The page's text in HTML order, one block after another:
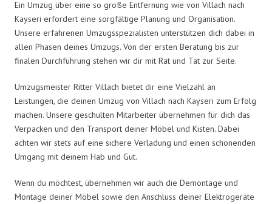
Ein Umzug über eine so große Entfernung wie von Villach nach
Kayseri erfordert eine sorgfältige Planung und Organisation.
Unsere erfahrenen Umzugsspezialisten unterstützen dich dabei in
allen Phasen deines Umzugs. Von der ersten Beratung bis zur
finalen Durchführung stehen wir dir mit Rat und Tat zur Seite.
Umzugsmeister Ritter Villach bietet dir eine Vielzahl an
Leistungen, die deinen Umzug von Villach nach Kayseri zum Erfolg
machen. Unsere geschulten Mitarbeiter übernehmen für dich das
Verpacken und den Transport deiner Möbel und Kisten. Dabei
achten wir stets auf eine sichere Verladung und einen schonenden
Umgang mit deinem Hab und Gut.
Wenn du möchtest, übernehmen wir auch die Demontage und
Montage deiner Möbel sowie den Anschluss deiner Elektrogeräte